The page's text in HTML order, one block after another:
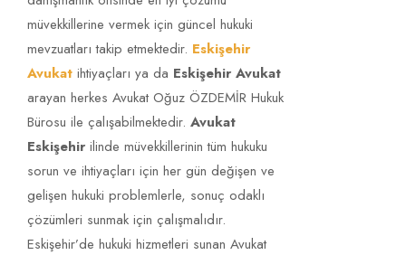
müvekkillerine vermek için güncel hukuki
mevzuatları takip etmektedir. Eskişehir
Avukat ihtiyaçları ya da Eskişehir Avukat
arayan herkes Avukat Oğuz ÖZDEMİR Hukuk
Bürosu ile çalışabilmektedir. Avukat
Eskişehir ilinde müvekkillerinin tüm hukuku
sorun ve ihtiyaçları için her gün değişen ve
gelişen hukuki problemlerle, sonuç odaklı
çözümleri sunmak için çalışmalıdır.
Eskişehir’de hukuki hizmetleri sunan Avukat